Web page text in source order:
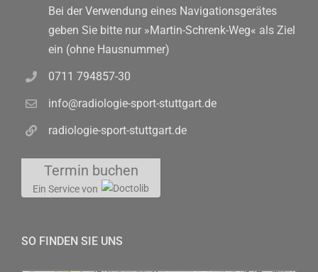
Bei der Verwendung eines Navigationsgerätes
geben Sie bitte nur »Martin-Schrenk-Weg« als Ziel
ein (ohne Hausnummer)
0711 794857-30
info@radiologie-sport-stuttgart.de
radiologie-sport-stuttgart.de
Termin buchen
Ein Service von
SO FINDEN SIE UNS